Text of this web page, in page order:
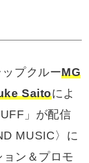
ップクルーMG
Saitoによ
」が配信
MUSIC〉に
ン＆プロモ